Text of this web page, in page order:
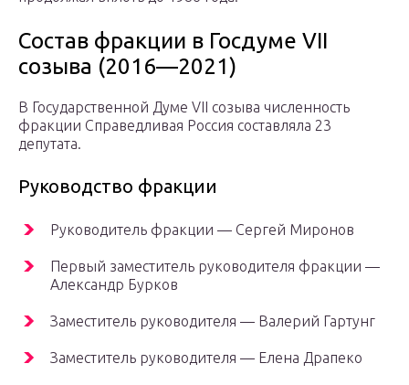
Состав фракции в Госдуме VII
созыва (2016—2021)
В Государственной Думе VII созыва численность
фракции Справедливая Россия составляла 23
депутата.
Руководство фракции
Руководитель фракции — Сергей Миронов
Первый заместитель руководителя фракции —
Александр Бурков
Заместитель руководителя — Валерий Гартунг
Заместитель руководителя — Елена Драпеко